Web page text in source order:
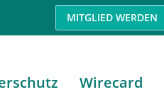
MITGLIED WERDEN
Wirecard